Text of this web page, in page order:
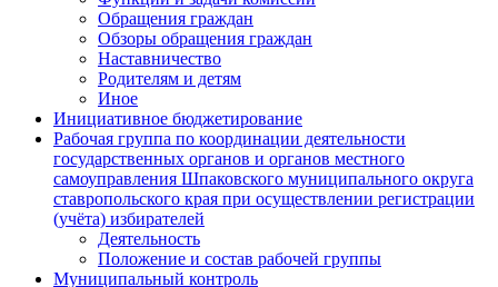
Обращения граждан
Обзоры обращения граждан
Наставничество
Родителям и детям
Иное
Инициативное бюджетирование
Рабочая группа по координации деятельности
государственных органов и органов местного
самоуправления Шпаковского муниципального округа
ставропольского края при осуществлении регистрации
(учёта) избирателей
Деятельность
Положение и состав рабочей группы
Муниципальный контроль